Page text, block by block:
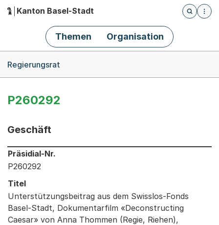
Hauptnavigation
Kanton Basel-Stadt
Öffnet
Themen Organisation
Regierungsrat
P260292
Geschäft
Informationen zum Ausgewählten Geschäft
Präsidial-Nr.
P260292
Titel
Unterstützungsbeitrag aus dem Swisslos-Fonds
Basel-Stadt, Dokumentarfilm «Deconstructing
Caesar» von Anna Thommen (Regie, Riehen),